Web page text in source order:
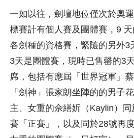
一如以往，劍壇地位僅次於奧
標賽計有個人賽及團體賽，9
各劍種的資格賽，緊隨的另外3
3天是團體賽，現時已售罄的3
席，包括有應屆「世界冠軍」
「劍神」張家朗坐陣的的男子
主、女重的佘繕妡（Kaylin）
賽「正賽」，以及同於28號再